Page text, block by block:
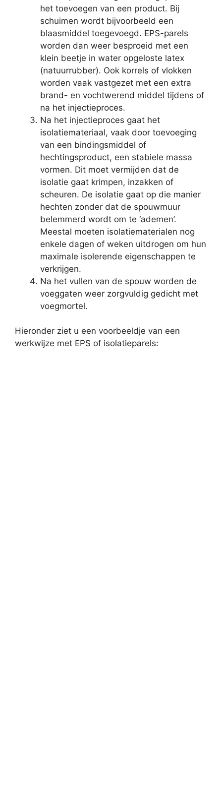
het toevoegen van een product. Bij
schuimen wordt bijvoorbeeld een
blaasmiddel toegevoegd. EPS-parels
worden dan weer besproeid met een
klein beetje in water opgeloste latex
(natuurrubber). Ook korrels of vlokken
worden vaak vastgezet met een extra
brand- en vochtwerend middel tijdens of
na het injectieproces.
Na het injectieproces gaat het
isolatiemateriaal, vaak door toevoeging
van een bindingsmiddel of
hechtingsproduct, een stabiele massa
vormen. Dit moet vermijden dat de
isolatie gaat krimpen, inzakken of
scheuren. De isolatie gaat op die manier
hechten zonder dat de spouwmuur
belemmerd wordt om te ‘ademen’.
Meestal moeten isolatiematerialen nog
enkele dagen of weken uitdrogen om hun
maximale isolerende eigenschappen te
verkrijgen.
Na het vullen van de spouw worden de
voeggaten weer zorgvuldig gedicht met
voegmortel.
Hieronder ziet u een voorbeeldje van een
werkwijze met EPS of isolatieparels: